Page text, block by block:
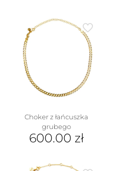
Choker z łańcuszka
grubego
600.00 zł